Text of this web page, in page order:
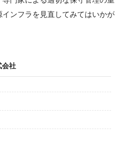
ンフラを見直してみてはいかが
会社